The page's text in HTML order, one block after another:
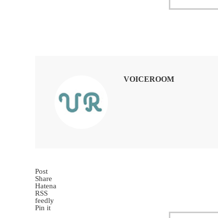
VOICEROOM
Post
Share
Hatena
RSS
feedly
Pin it